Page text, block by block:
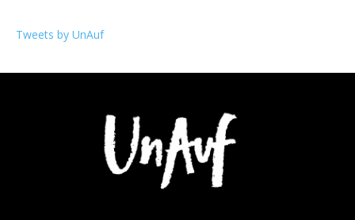
Tweets by UnAuf